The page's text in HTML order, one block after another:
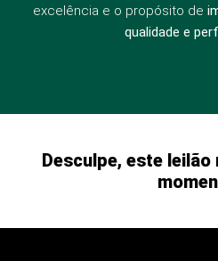
excelência e o propósito de
qualidade e
Desculpe, este